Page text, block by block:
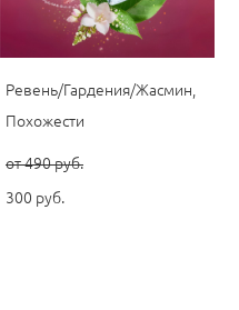
Ревень/Гардения/Жасмин,
Похожести
от 490 pуб.
300 pуб.